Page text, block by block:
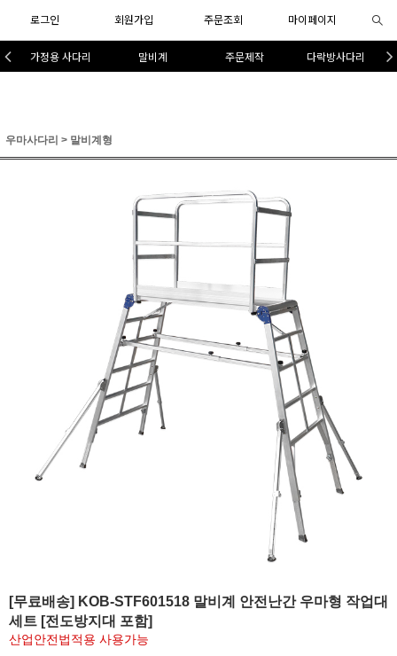
로그인 회원가입 주문조회 마이페이지
가정용 사다리 말비계 주문제작 다락방사다리
우마사다리 > 말비계형
[무료배송] KOB-STF601518 말비계 안전난간 우마형 작업대
세트 [전도방지대 포함]
산업안전법적용 사용가능